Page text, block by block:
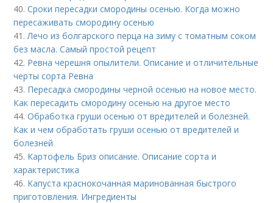
40.Сроки пересадки смородины осенью. Когда можно
пересаживать смородину осенью
41. Лечо из болгарского перца на зиму с томатным соком
без масла. Самый простой рецепт
42. Ревна черешня опылители. Описание и отличительные
черты сорта Ревна
43. Пересадка смородины черной осенью на новое место.
Как пересадить смородину осенью на другое место
44.Обработка груши осенью от вредителей и болезней.
Как и чем обработать груши осенью от вредителей и
болезней
45. Картофель Бриз описание. Описание сорта и
характеристика
46. Капуста краснокочанная маринованная быстрого
приготовления. Ингредиенты